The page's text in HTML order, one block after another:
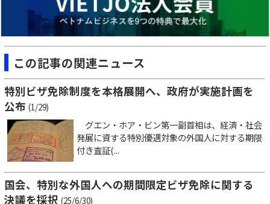
この記事の関連ニュース
特別ビザ免除制度を本格展開へ、政府が実施計画を
公布 (1/29)
グエン・ホア・ビン第一副首相は、経済・社会
発展に資する特別優遇対象の外国人に対する期限
付き査証(...
国会、特別な外国人への期間限定ビザ免除に関する
決議を採択 (25/6/30)